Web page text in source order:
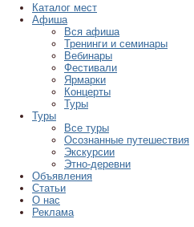
Каталог мест
Афиша
Вся афиша
Тренинги и семинары
Вебинары
Фестивали
Ярмарки
Концерты
Туры
Туры
Все туры
Осознанные путешествия
Экскурсии
Этно-деревни
Объявления
Статьи
О нас
Реклама